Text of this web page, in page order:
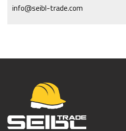
info@seibl-trade.com